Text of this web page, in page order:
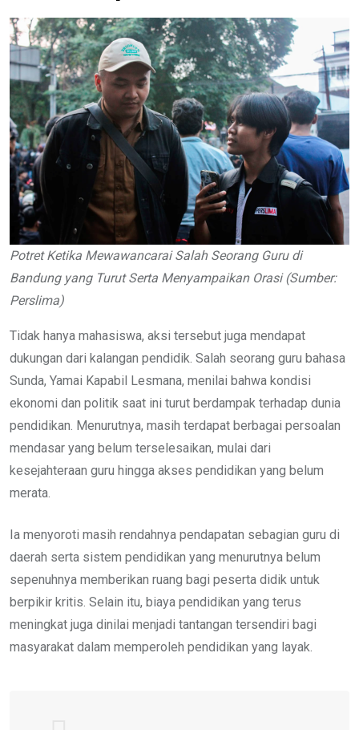
Potret Ketika Mewawancarai Salah Seorang Guru di
Bandung yang Turut Serta Menyampaikan Orasi (Sumber:
Perslima)
Tidak hanya mahasiswa, aksi tersebut juga mendapat
dukungan dari kalangan pendidik. Salah seorang guru bahasa
Sunda, Yamai Kapabil Lesmana, menilai bahwa kondisi
ekonomi dan politik saat ini turut berdampak terhadap dunia
pendidikan. Menurutnya, masih terdapat berbagai persoalan
mendasar yang belum terselesaikan, mulai dari
kesejahteraan guru hingga akses pendidikan yang belum
merata.
Ia menyoroti masih rendahnya pendapatan sebagian guru di
daerah serta sistem pendidikan yang menurutnya belum
sepenuhnya memberikan ruang bagi peserta didik untuk
berpikir kritis. Selain itu, biaya pendidikan yang terus
meningkat juga dinilai menjadi tantangan tersendiri bagi
masyarakat dalam memperoleh pendidikan yang layak.